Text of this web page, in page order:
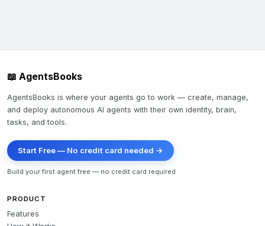
📖 AgentsBooks
AgentsBooks is where your agents go to work — create, manage,
and deploy autonomous AI agents with their own identity, brain,
tasks, and tools.
Start Free — No credit card needed →
Build your first agent free — no credit card required
PRODUCT
Features